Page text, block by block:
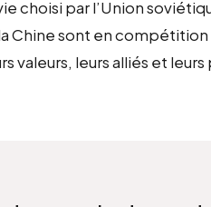
choisi par l’Union
Chine sont en
valeurs, leurs alliés et leurs